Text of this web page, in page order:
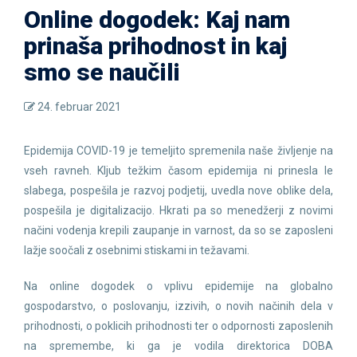
Online dogodek: Kaj nam
prinaša prihodnost in kaj
smo se naučili
24. februar 2021
Epidemija COVID-19 je temeljito spremenila naše življenje na
vseh ravneh. Kljub težkim časom epidemija ni prinesla le
slabega, pospešila je razvoj podjetij, uvedla nove oblike dela,
pospešila je digitalizacijo. Hkrati pa so menedžerji z novimi
načini vodenja krepili zaupanje in varnost, da so se zaposleni
lažje soočali z osebnimi stiskami in težavami.
Na online dogodek o vplivu epidemije na globalno
gospodarstvo, o poslovanju, izzivih, o novih načinih dela v
prihodnosti, o poklicih prihodnosti ter o odpornosti zaposlenih
na spremembe, ki ga je vodila direktorica DOBA